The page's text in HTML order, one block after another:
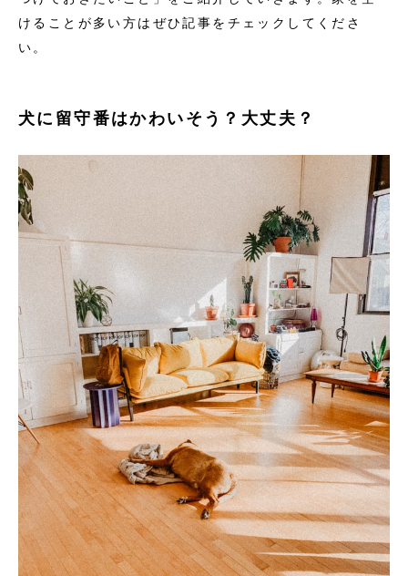
けることが多い方はぜひ記事をチェックしてくださ
い。
犬に留守番はかわいそう？大丈夫？